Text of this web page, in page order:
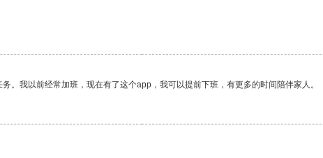
。我以前经常加班，现在有了这个app，我可以提前下班，有更多的时间陪伴家人。